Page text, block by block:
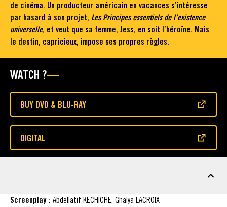
de cinéma. Un producteur américain en vacances s’intéresse
par hasard à son projet, Les Principes essentiels de l’existence
universelle, et veut que sa femme, Jess, en soit l’héroïne. Mais
le destin, capricieux, impose ses propres règles.
WATCH ?
BUY DVD & BLU-RAY
(OPENS IN A NEW WINDOW)
DIGITAL
(OPENS IN A NEW WINDOW)
Screenplay : Abdellatif KECHICHE, Ghalya LACROIX